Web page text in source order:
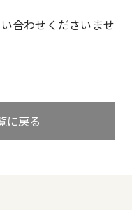
合わせくださいませ
に戻る